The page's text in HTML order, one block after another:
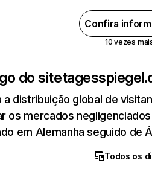
Confira
10 vezes
do site
a distribuição global de
os mercados
em Alemanha seguido de
Todos os